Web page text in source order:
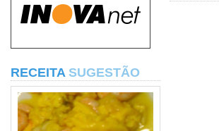
RECEITA SUGESTÃO